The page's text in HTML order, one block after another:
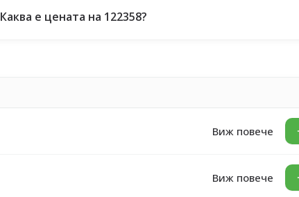
Каква е цената на 122358?
Виж повече
Виж повече